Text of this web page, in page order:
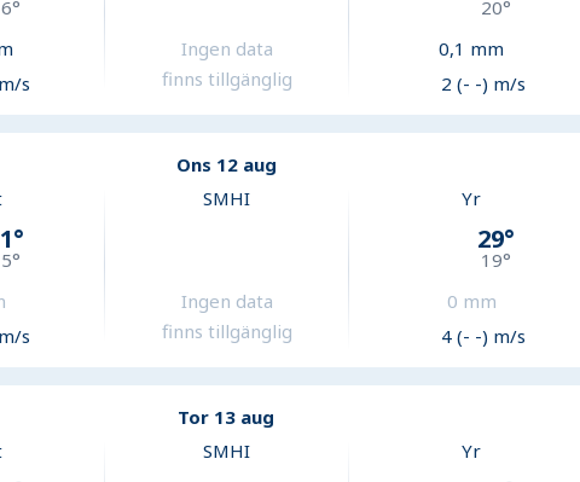
°
s
Ingen data
finns tillgänglig
20°
0,1 mm
2 (- -) m/s
Ons 12 aug
°
°
s
SMHI
Ingen data
finns tillgänglig
Yr
29°
19°
0 mm
4 (- -) m/s
Tor 13 aug
SMHI Yr